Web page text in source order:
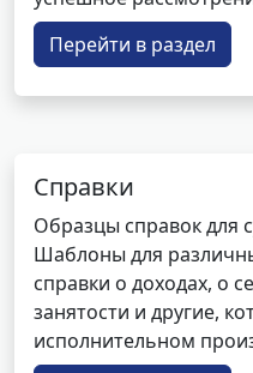
Перейти в раздел
Справки
Образцы справок для
Шаблоны для
справки о доходах, о
занятости и другие,
исполнительном